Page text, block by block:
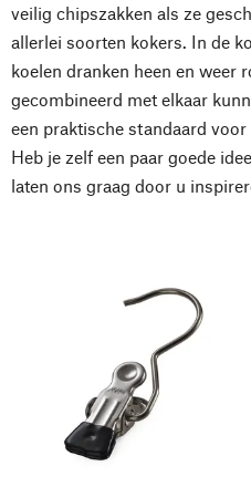
veilig chipszakken als ze
allerlei soorten kokers. In de
koelen dranken heen en weer
gecombineerd met elkaar
een praktische standaard
Heb je zelf een paar goede
laten ons graag door u